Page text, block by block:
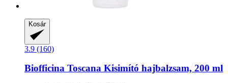
Kosár
3.9 (160)
Biofficina Toscana Kisimító hajbalzsam, 200 ml